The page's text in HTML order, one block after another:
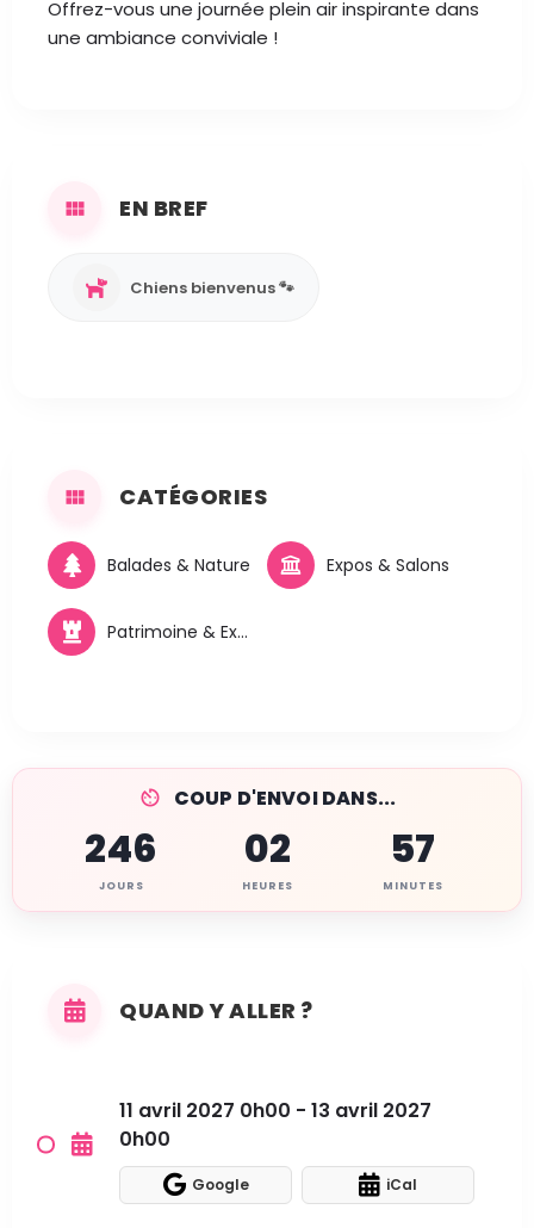
Offrez-vous une journée plein air inspirante dans
une ambiance conviviale !
EN BREF
Chiens bienvenus 🐾
CATÉGORIES
Balades & Nature Expos & Salons
Patrimoine & Excursions
COUP D'ENVOI DANS...
246
JOURS
02
HEURES
57
MINUTES
QUAND Y ALLER ?
11 avril 2027 0h00 - 13 avril 2027
0h00
Google iCal